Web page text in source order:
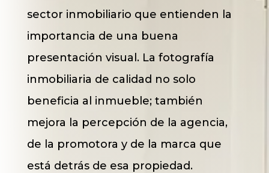
sector inmobiliario que entienden la
importancia de una buena
presentación visual. La fotografía
inmobiliaria de calidad no solo
beneficia al inmueble; también
mejora la percepción de la agencia,
de la promotora y de la marca que
está detrás de esa propiedad.